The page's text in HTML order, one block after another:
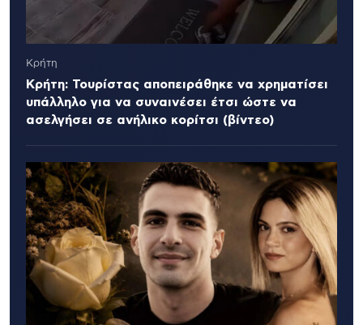
Κρήτη
Κρήτη: Τουρίστας αποπειράθηκε να χρηματίσει
υπάλληλο για να συναινέσει έτσι ώστε να
ασελγήσει σε ανήλικο κορίτσι (βίντεο)